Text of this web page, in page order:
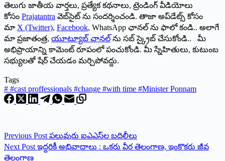
తెలుగు జాతీయ వార్తలు, ప్రత్యేక కథనాలు, ట్రెండింగ్ వీడియోలు
కోసం Prajatantra వెబ్‌సైట్ ను సందర్శించండి. తాజా అప్‌డేట్స్ కోసం
మా X (Twitter), Facebook, WhatsApp ఛానల్ ను ఫాలో కండి.. అలాగే
మా ప్రజాతంత్ర, యూట్యూబ్ చానల్ ను సబ్ స్క్రైబ్ చేసుకోండి.. మీ
అభిప్రాయాన్ని కామెంట్ రూపంలో పంచుకోండి. మీ స్నేహితులు, కుటుంబ
సభ్యులతో షేర్ చేయడం మర్చిపోవద్దు.
Tags
# #cast proffessionals #change #with time #Minister Ponnam
Previous Post పలువురు ఐఎఎస్‌ల బదిలీలు
Next Post ఇద్దరికీ అభివాదాలు : ఒకరు వీర తెలంగాణ, ఇంకొకరు జీవ
తెలంగాణ